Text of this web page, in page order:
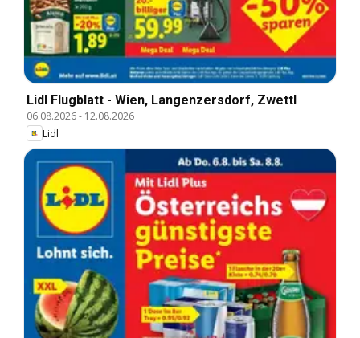
Lidl Flugblatt - Wien, Langenzersdorf, Zwettl
06.08.2026- 12.08.2026
Lidl